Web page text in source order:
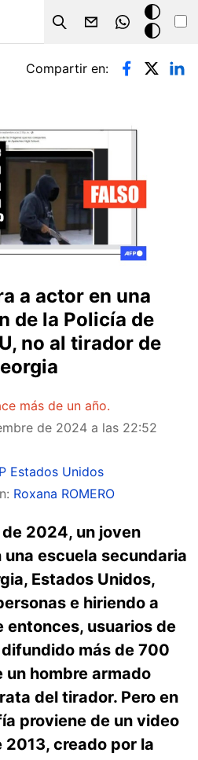
Search
Modo
oscuro
Compartir en:
a actor en una
de la Policía de
no al tirador de
más de un año.
de 2024 a las 22:52
Estados Unidos
Roxana ROMERO
2024, un joven
escuela secundaria
Estados Unidos,
e hiriendo a
entonces, usuarios de
más de 700
un hombre armado
del tirador. Pero en
proviene de un video
creado por la